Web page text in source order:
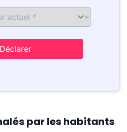
Déclarer
par les habitants